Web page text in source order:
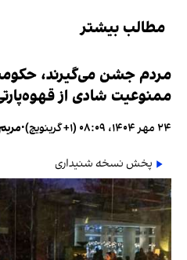
مطالب بیشتر
مردم جشن می‌گیرند،
ممنوعیت شادی از
۲۴ مهر ۱۴۰۴، ۰۸:۰۹ (‎+۱ گرینویچ) •
پخش نسخه شنیداری